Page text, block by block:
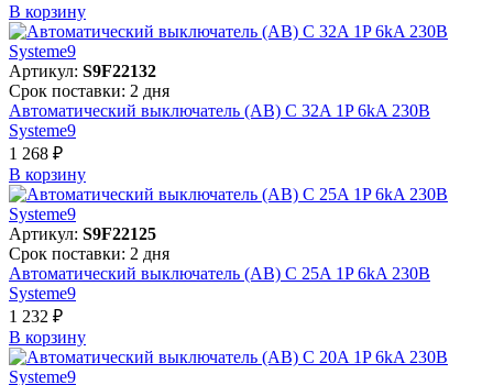
В корзинy
Артикул: S9F22132
Срок поставки: 2 дня
Автоматический выключатель (АВ) C 32A 1P 6kA 230В
Systeme9
1 268 ₽
В корзинy
Артикул: S9F22125
Срок поставки: 2 дня
Автоматический выключатель (АВ) C 25A 1P 6kA 230В
Systeme9
1 232 ₽
В корзинy